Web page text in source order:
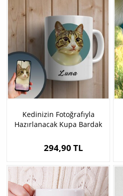
Kedinizin Fotoğrafıyla
Hazırlanacak Kupa Bardak
294,90 TL